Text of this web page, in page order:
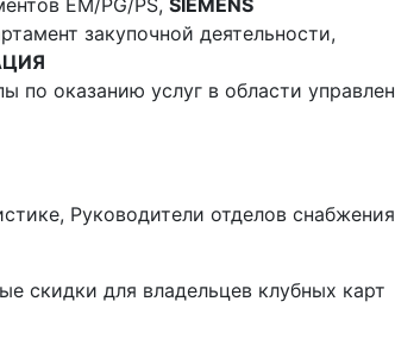
EM/PG/PS, SIEMENS
закупочной деятельности,
по оказанию услуг в области
Руководители отделов
скидки для владельцев клубных карт